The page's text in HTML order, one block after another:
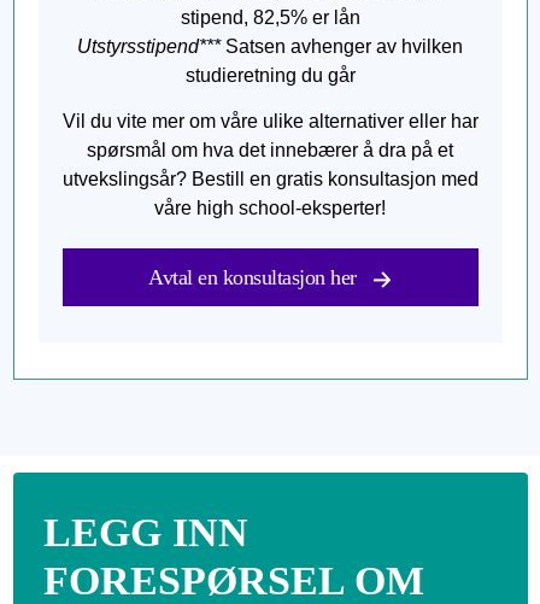
stipend, 82,5% er lån
Utstyrsstipend***Satsen avhenger av hvilken
studieretning du går
Vil du vite mer om våre ulike alternativer eller har
spørsmål om hva det innebærer å dra på et
utvekslingsår? Bestill en gratis konsultasjon med
våre high school-eksperter!
Avtal en konsultasjon her
LEGG INN
FORESPØRSEL OM